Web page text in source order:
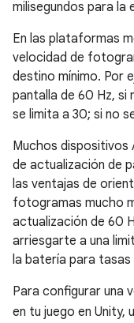
milisegundos para la
En las plataformas
velocidad de
destino mínimo. Por
pantalla de 60 Hz, si
se limita a 30; si no
Muchos dispositivos
de actualización de
las ventajas de
fotogramas mucho
actualización de 60
arriesgarte a una
la batería para tasas
Para configurar una
en tu juego en Unity,